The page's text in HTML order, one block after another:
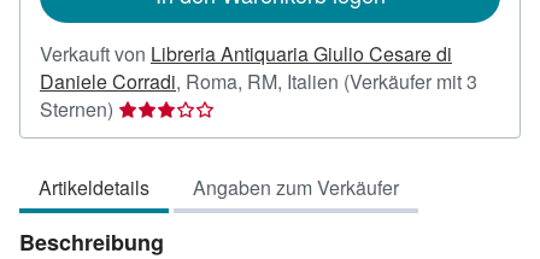
Verkauft von Libreria Antiquaria Giulio Cesare di
Daniele Corradi, Roma, RM, Italien (Verkäufer mit 3
Sternen) Verkäuferbewertung
3
5
Sternen
Artikeldetails Angaben zum Verkäufer
Beschreibung